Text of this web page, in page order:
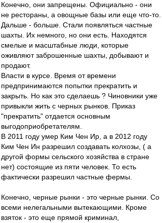
Конечно, они запрещены. Официально - они
не рестораны, а овощные базы или еще что-то.
Дальше - больше. Стали появляться частные
шахты. Их немного, но они есть. Находятся
смелые и масштабные люди, которые
оживляют заброшенные шахты, добывают и
продают.
Власти в курсе. Время от времени
предпринимаются попытки прекратить и
закрыть. Но как это сделаешь ? Чиновники уже
привыкли жить с черных рынков. Приказ
"прекратить" отдается основным
выгодоприобретателям.
В 2011 году умер Ким Чен Ир, а в 2012 году
Ким Чен Ин разрешил создавать колхозы, ( а
другой формы сельского хозяйства в стране
нет) состоящие из пяти человек. То есть
фактически разрешил частные фермы.
Конечно, черные рынки - это черные рынки. Со
всеми нелегальными вытекающими. Кроме
взяток - это еще прямой криминал,